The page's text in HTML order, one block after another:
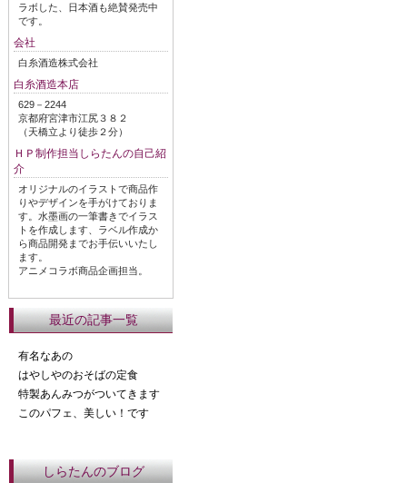
ラボした、日本酒も絶賛発売中
です。
会社
白糸酒造株式会社
白糸酒造本店
629－2244
京都府宮津市江尻３８２
（天橋立より徒歩２分）
ＨＰ制作担当しらたんの自己紹
介
オリジナルのイラストで商品作
りやデザインを手がけておりま
す。水墨画の一筆書きでイラス
トを作成します、ラベル作成か
ら商品開発までお手伝いいたし
ます。
アニメコラボ商品企画担当。
最近の記事一覧
有名なあの
はやしやのおそばの定食
特製あんみつがついてきます
このパフェ、美しい！です
しらたんのブログ